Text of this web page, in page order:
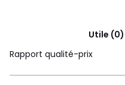
Utile (0)
Rapport qualité-prix